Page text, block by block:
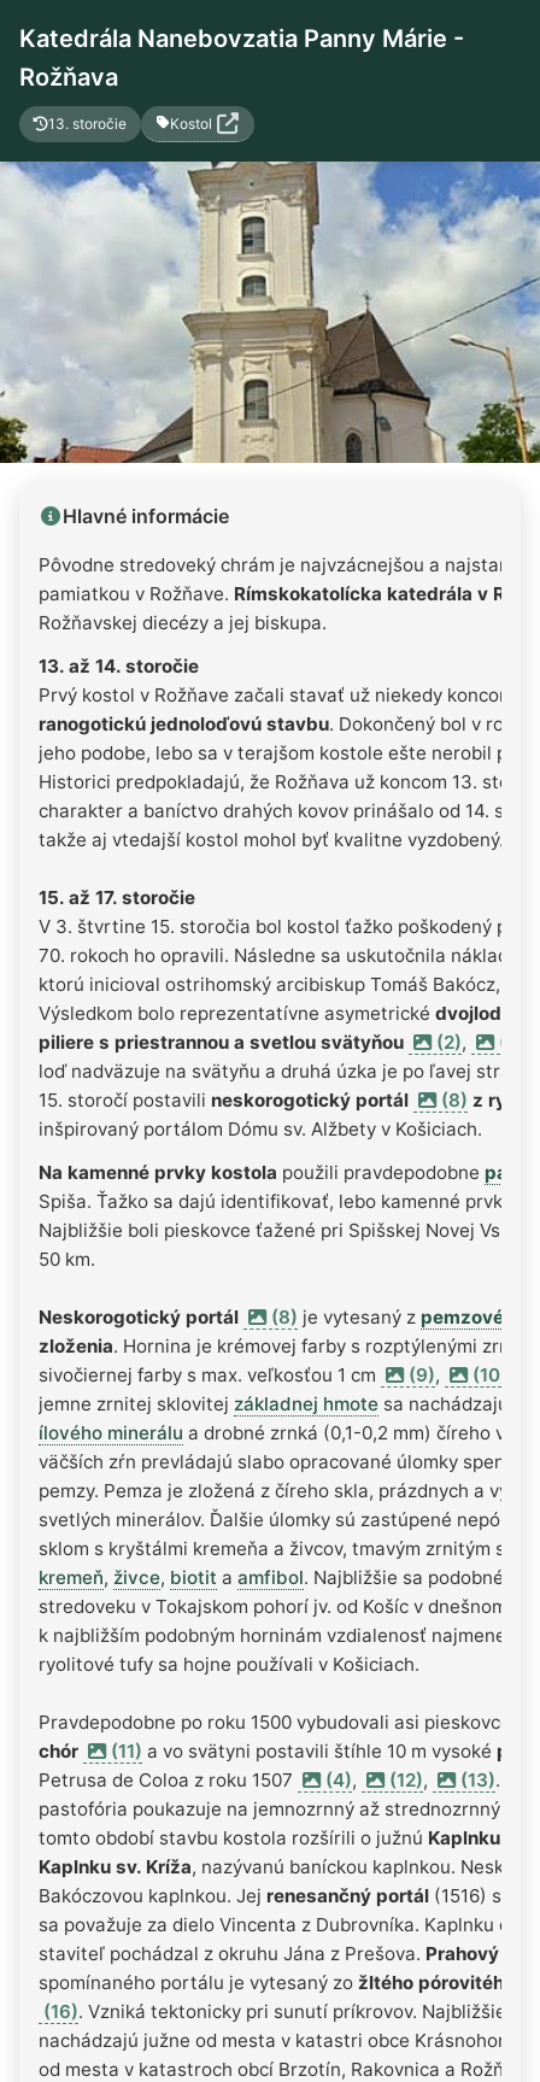
Katedrála Nanebovzatia Panny Márie -
Rožňava
13. storočie Kostol
Hlavné informácie
Pôvodne stredoveký chrám je najvzácnejšou a
pamiatkou v Rožňave. Rímskokatolícka katedrála v
Rožňavskej diecézy a jej biskupa.
13. až 14. storočie
Prvý kostol v Rožňave začali stavať už niekedy koncom
ranogotickú jednoloďovú stavbu. Dokončený bol v roku
jeho podobe, lebo sa v terajšom kostole ešte nerobil
Historici predpokladajú, že Rožňava už koncom 13.
charakter a baníctvo drahých kovov prinášalo od 14.
takže aj vtedajší kostol mohol byť kvalitne vyzdobený.
15. až 17. storočie
V 3. štvrtine 15. storočia bol kostol ťažko poškodený
70. rokoch ho opravili. Následne sa uskutočnila
ktorú inicioval ostrihomský arcibiskup Tomáš Bakócz,
Výsledkom bolo reprezentatívne asymetrické dvojlodie
piliere s priestrannou a svetlou svätyňou
(2), (3)
loď nadväzuje na svätyňu a druhá úzka je po ľavej strane
15. storočí postavili neskorogotický portál (8) z
inšpirovaný portálom Dómu sv. Alžbety v Košiciach.
Na kamenné prvky kostola použili pravdepodobne
Spiša. Ťažko sa dajú identifikovať, lebo kamenné prvky
Najbližšie boli pieskovce ťažené pri Spišskej Novej Vsi,
50 km.
Neskorogotický portál (8) je vytesaný z pemzového
zloženia. Hornina je krémovej farby s rozptýlenými
sivočiernej farby s max. veľkosťou 1 cm
(9), (10)
jemne zrnitej sklovitej základnej hmote sa nachádzajú
ílového minerálu a drobné zrnká (0,1-0,2 mm) číreho
väčších zŕn prevládajú slabo opracované úlomky
pemzy. Pemza je zložená z číreho skla, prázdnych a
svetlých minerálov. Ďalšie úlomky sú zastúpené
sklom s kryštálmi kremeňa a živcov, tmavým zrnitým
kremeň, živce, biotit a amfibol. Najbližšie sa podobné
stredoveku v Tokajskom pohorí jv. od Košíc v dnešnom
k najbližším podobným horninám vzdialenosť najmenej
ryolitové tufy sa hojne používali v Košiciach.
Pravdepodobne po roku 1500 vybudovali asi pieskovcový
chór
(11) a vo svätyni postavili štíhle 10 m vysoké
Petrusa de Coloa z roku 1507
(4), (12), (13).
pastofória poukazuje na jemnozrnný až strednozrnný
tomto období stavbu kostola rozšírili o južnú Kaplnku sv.
Kaplnku sv. Kríža, nazývanú baníckou kaplnkou. Neskôr
Bakóczovou kaplnkou. Jej renesančný portál (1516) s
sa považuje za dielo Vincenta z Dubrovníka. Kaplnku
staviteľ pochádzal z okruhu Jána z Prešova. Prahový
spomínaného portálu je vytesaný zo žltého pórovitého
(16). Vzniká tektonicky pri sunutí príkrovov. Najbližšie sa
nachádzajú južne od mesta v katastri obce
od mesta v katastroch obcí Brzotín, Rakovnica a